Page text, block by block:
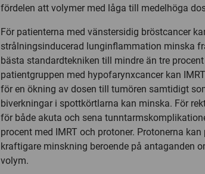
fördelen att volymer med låga till medelhöga
För patienterna med vänstersidig bröstcancer
strålningsinducerad lunginflammation minska
bästa standardtekniken till mindre än tre
patientgruppen med hypofarynxcancer kan
för en ökning av dosen till tumören samtidigt
biverkningar i spottkörtlarna kan minska. För
för både akuta och sena
procent med IMRT och protoner. Protonerna
kraftigare minskning beroende på antaganden
volym.